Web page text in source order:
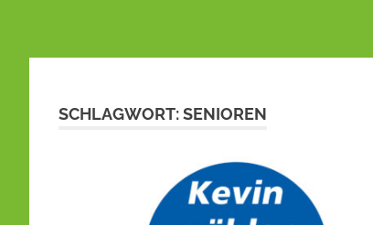
SCHLAGWORT:SENIOREN